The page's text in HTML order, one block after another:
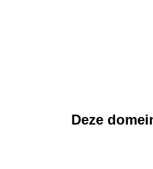
Deze